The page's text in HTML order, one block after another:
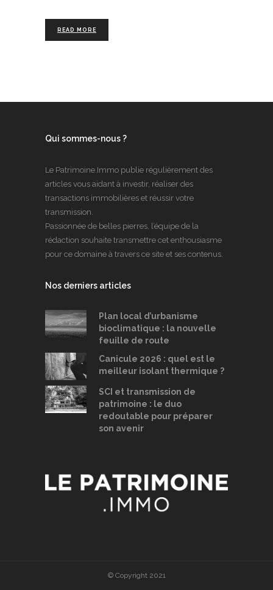
READ MORE
Qui sommes-nous ?
Le Patrimoine.Immo publie régulièrement des
articles vous aidant à investir, réaliser des
transactions immobilières et réussir votre
transmission.
Passionnée de belles pierres, l’équipe de la
rédaction souhaite transmettre cet enthousiasme
pour ce domaine à travers ce site et ses contenus.
Nos derniers articles
Plan local d’urbanisme
bioclimatique : la nouvelle
feuille de route
Canicule 2026 : quel est le
meilleur isolant thermique ?
SCI et transmission de
patrimoine : le duo
redoutable pour préparer
son avenir
© Copyright 2021